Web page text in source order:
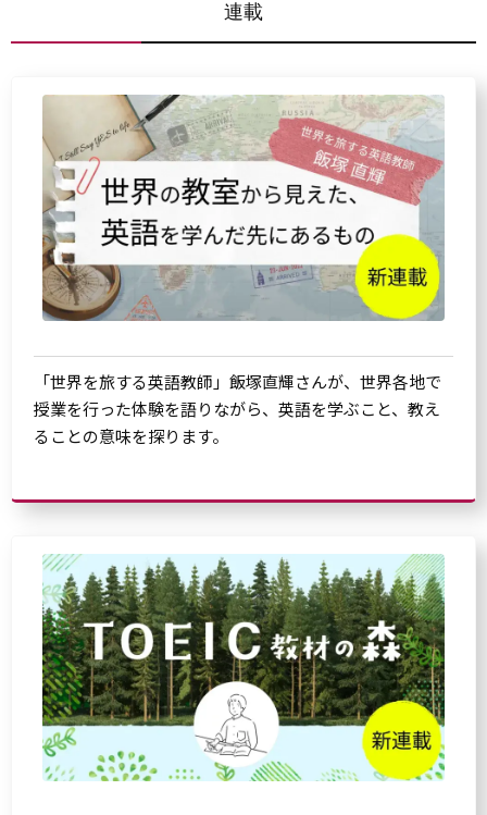
連載
「世界を旅する英語教師」飯塚直輝さんが、世界各地で
授業を行った体験を語りながら、英語を学ぶこと、教え
ることの意味を探ります。